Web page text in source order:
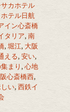
カホテル
ホテル日航
イン心斎橋
タリア, 南
, 堀江, 大阪
える, 安い,
まり , 心地
心斎橋西,
い, 西鉄イ